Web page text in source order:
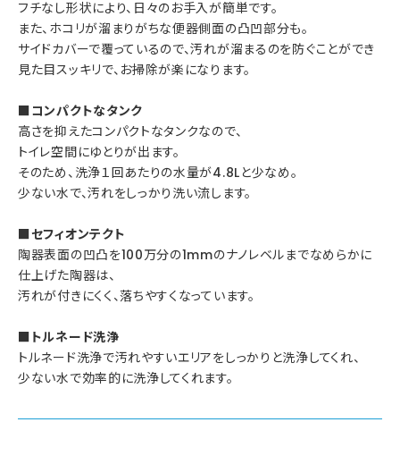
フチなし形状により、日々のお手入が簡単です。
また、ホコリが溜まりがちな便器側面の凸凹部分も。
サイドカバーで覆っているので、汚れが溜まるのを防ぐことができ
見た目スッキリで、お掃除が楽になります。
■コンパクトなタンク
高さを抑えたコンパクトなタンクなので、
トイレ空間にゆとりが出ます。
そのため、洗浄１回あたりの水量が4.8Lと少なめ。
少ない水で、汚れをしっかり洗い流します。
■セフィオンテクト
陶器表面の凹凸を100万分の1mmのナノレベルまでなめらかに
仕上げた陶器は、
汚れが付きにくく、落ちやすくなっています。
■トルネード洗浄
トルネード洗浄で汚れやすいエリアをしっかりと洗浄してくれ、
少ない水で効率的に洗浄してくれます。